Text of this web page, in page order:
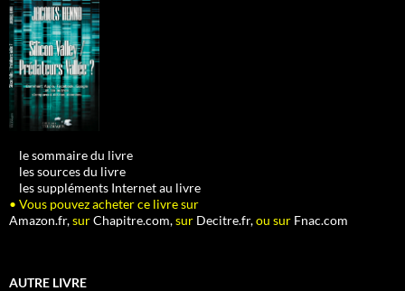
le sommaire du livre
les sources du livre
les suppléments Internet au livre
• Vous pouvez acheter ce livre sur
Amazon.fr,surChapitre.com,sur Decitre.fr,ou sur Fnac.com
AUTRE LIVRE